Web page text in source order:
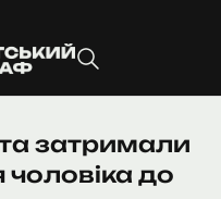
затримали
до